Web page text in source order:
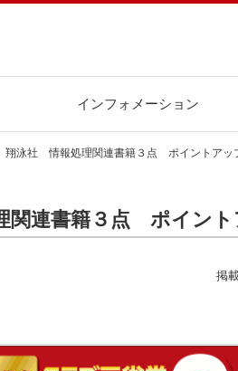
インフォメーション
翔泳社 情報処理関連書籍３点 ポイントアッ
関連書籍３点 ポイン
掲